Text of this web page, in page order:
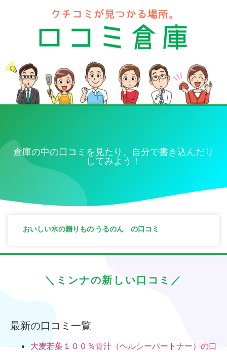
倉庫の中の口コミを見たり、自分で書き込んだり
してみよう！
おいしい水の贈りもの うるのん の口コミ
＼ミンナの新しい口コミ／
最新の口コミ一覧
大麦若葉１００％青汁（ヘルシーパートナー）の口